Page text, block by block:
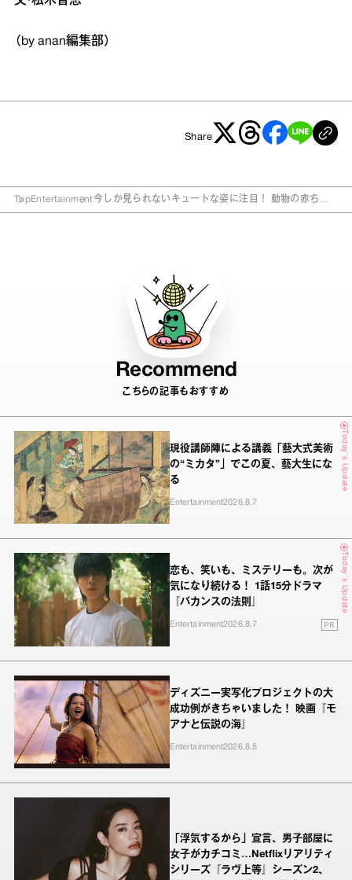
（by anan編集部）
Share
TopEntertainment今しか見られないキュートな姿に注目！ 動物の赤ちゃ
Recommend
こちらの記事もおすすめ
Today's Update
現役講師陣による講義「藝大式美術
の“ミカタ”」でこの夏、藝大生にな
る
Entertainment2026.8.7
Today's Update
恋も、笑いも、ミステリーも。次が
気になり続ける！ 1話15分ドラマ
『バカンスの法則』
Entertainment2026.8.7 PR
ディズニー実写化プロジェクトの大
成功例がきちゃいました！ 映画『モ
アナと伝説の海』
Entertainment2026.8.5
「浮気するから」宣言、男子部屋に
女子がカチコミ…Netflixリアリティ
シリーズ『ラヴ上等』シーズン2、